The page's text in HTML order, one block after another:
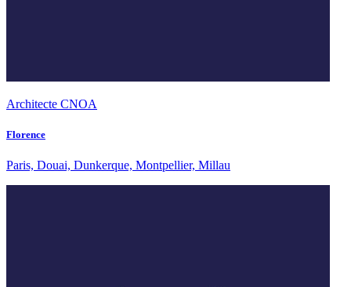
Architecte CNOA
Florence
Paris, Douai, Dunkerque, Montpellier, Millau